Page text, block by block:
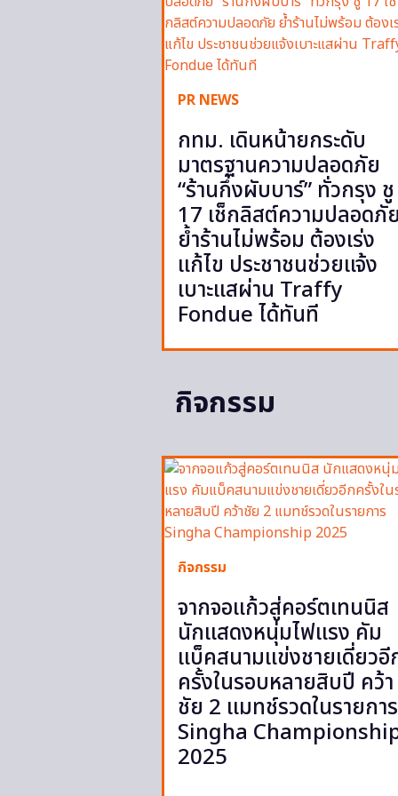
PR NEWS
กทม. เดินหน้ายกระดับ
มาตรฐานความปลอดภัย
“ร้านกึ่งผับบาร์” ทั่วกรุง ชู
17 เช็กลิสต์ความปลอดภั
ย้ำร้านไม่พร้อม ต้องเร่ง
แก้ไข ประชาชนช่วยแจ้ง
เบาะแสผ่าน Traffy
Fondue ได้ทันที
กิจกรรม
กิจกรรม
จากจอแก้วสู่คอร์ตเทนนิส
นักแสดงหนุ่มไฟแรง คัม
แบ็คสนามแข่งชายเดี่ยวอี
ครั้งในรอบหลายสิบปี คว้า
ชัย 2 แมทช์รวดในรายการ
Singha
2025